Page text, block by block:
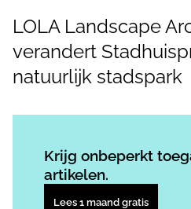
LOLA Landscape
verandert
natuurlijk stadspark
Krijg onbeperkt
artikelen.
Lees 1 maand gratis